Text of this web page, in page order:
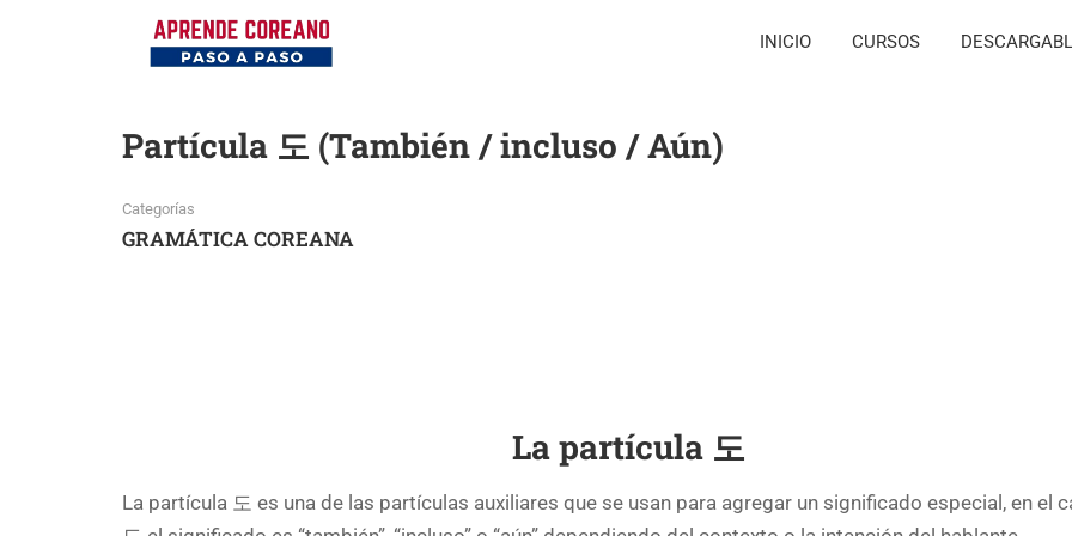
INICIO CURSOS
Partícula 도 (También / incluso / Aún)
Categorías
GRAMÁTICA COREANA
La partícula 도
La partícula 도 es una de las partículas auxiliares que se usan para agregar un significado especial, en el